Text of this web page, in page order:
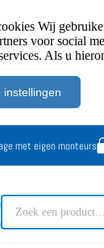
Wij
voor social
Als u
instellingen
met eigen monteurs